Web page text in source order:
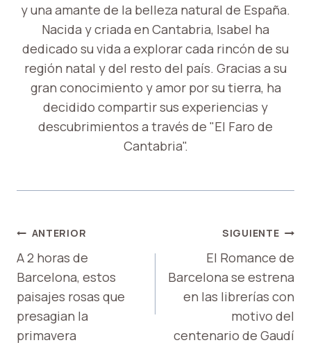
y una amante de la belleza natural de España.
Nacida y criada en Cantabria, Isabel ha
dedicado su vida a explorar cada rincón de su
región natal y del resto del país. Gracias a su
gran conocimiento y amor por su tierra, ha
decidido compartir sus experiencias y
descubrimientos a través de "El Faro de
Cantabria".
NAVEGACIÓN
DE
ENTRADAS
ANTERIOR
A 2 horas de
Barcelona, ​​estos
paisajes rosas que
presagian la
primavera
SIGUIENTE
El Romance de
Barcelona se estrena
en las librerías con
motivo del
centenario de Gaudí